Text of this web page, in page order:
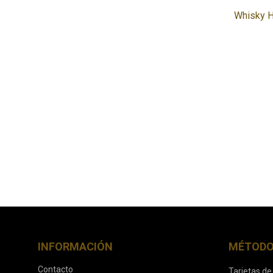
Whisky
INFORMACIÓN
Contacto